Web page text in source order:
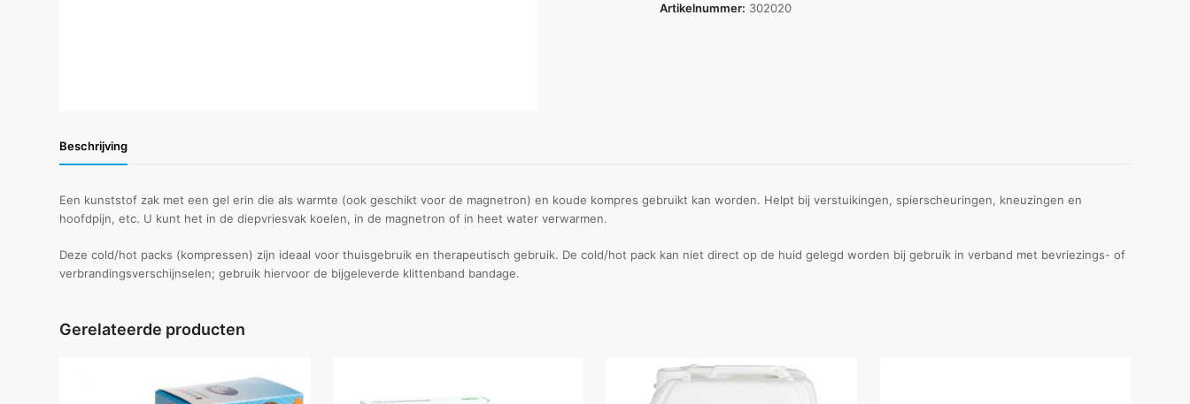
Artikelnummer: 302020
Beschrijving
Een kunststof zak met een gel erin die als warmte (ook geschikt voor de magnetron) en koude kompres gebruikt kan worden. Helpt bij verstuikingen, spierscheuringen, kneuzingen en
hoofdpijn, etc. U kunt het in de diepvriesvak koelen, in de magnetron of in heet water verwarmen.
Deze cold/hot packs (kompressen) zijn ideaal voor thuisgebruik en therapeutisch gebruik. De cold/hot pack kan niet direct op de huid gelegd worden bij gebruik in verband met bevriezings- of
verbrandingsverschijnselen; gebruik hiervoor de bijgeleverde klittenband bandage.
Gerelateerde producten